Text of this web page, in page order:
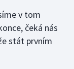
v tom
čeká nás
stát prvním